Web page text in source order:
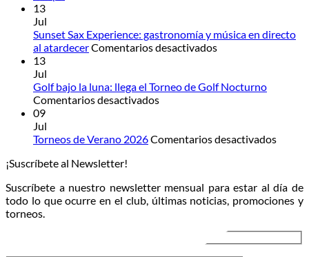
Camp:
el
se
campo
13
Jul
Sunset Sax Experience: gastronomía y música en directo
al atardecerComentarios desactivadosen
Experience:
en
13
Jul
Golf bajo la luna: llega el Torneo de Golf Nocturno
Comentarios desactivadosen
la
Torneo
de
09
Jul
Torneos de Verano 2026Comentarios desactivadosen
2026
¡Suscríbete al Newsletter!
Suscríbete a nuestro newsletter mensual para estar al día de
todo lo que ocurre en el club, últimas noticias, promociones y
torneos.